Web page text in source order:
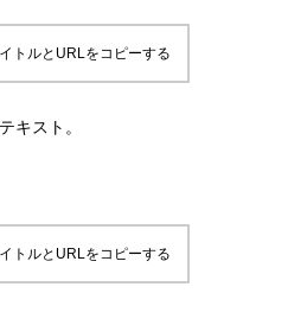
トルとURLをコピーする
キスト。
トルとURLをコピーする